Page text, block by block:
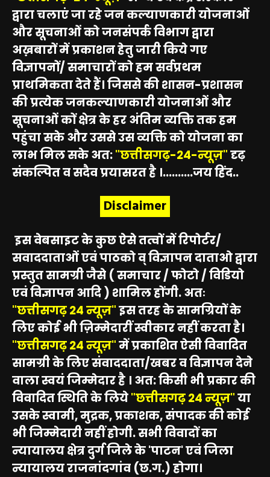
द्वारा चलाएं जा रहे जन कल्याणकारी योजनाओं
और सूचनाओं को जनसंपर्क विभाग द्वारा
अख़बारों में प्रकाशन हेतु जारी किये गए
विज्ञापनों/ समाचारों को हम सर्वप्रथम
प्राथमिकता देते हैं। जिससे की शासन-प्रशासन
की प्रत्येक जनकल्याणकारी योजनाओं और
सूचनाओं कों क्षेत्र के हर अंतिम व्यक्ति तक हम
पहुंचा सके और उससे उस व्यक्ति को योजना का
लाभ मिल सके अत:"छत्तीसगढ़-24-न्यूज़"दृढ़
संकल्पित व सदैव प्रयासरत है ।..........जय हिंद..
Disclaimer
इस वेबसाइट के कुछ ऐसे तत्वों में रिपोर्टर/
सवाददाताओं एवं पाठको व् विज्ञापन दाताओ द्वारा
प्रस्तुत सामग्री जैसे ( समाचार / फोटो / विडियो
एवं विज्ञापन आदि ) शामिल होंगी. अतः
"छत्तीसगढ़ 24 न्यूज़"इस तरह के सामग्रियों के
लिए कोई भी ज़िम्मेदारीं स्वीकार नहीं करता है।
"छत्तीसगढ़ 24 न्यूज़"में प्रकाशित ऐसी विवादित
सामग्री के लिए संवाददाता/खबर व विज्ञापन देने
वाला स्वयं जिम्मेदार है । अत: किसी भी प्रकार की
विवादित स्थिति के लिये"छत्तीसगढ़ 24 न्यूज़"या
उसके स्वामी, मुद्रक, प्रकाशक, संपादक की कोई
भी जिम्मेदारी नहीं होगी. सभी विवादों का
न्यायालय क्षेत्र दुर्ग जिले के 'पाटन' एवं जिला
न्यायालय राजनांदगांव (छ.ग.) होगा।